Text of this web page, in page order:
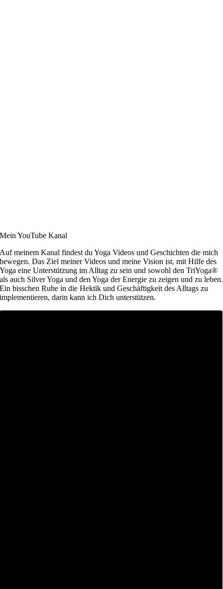
Mein YouTube Kanal
Auf meinem Kanal findest du Yoga Videos und Geschichten die mich
bewegen. Das Ziel meiner Videos und meine Vision ist, mit Hilfe des
Yoga eine Unterstützung im Alltag zu sein und sowohl den TriYoga®
als auch Silver Yoga und den Yoga der Energie zu zeigen und zu leben.
Ein bisschen Ruhe in die Hektik und Geschäftigkeit des Alltags zu
implementieren, darin kann ich Dich unterstützen.